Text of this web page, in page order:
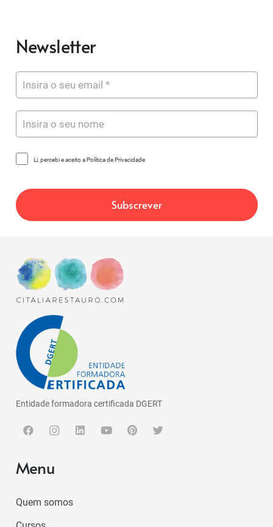
Newsletter
Li, percebi e aceito a Política de Privacidade
Entidade formadora certificada DGERT
Menu
Quem somos